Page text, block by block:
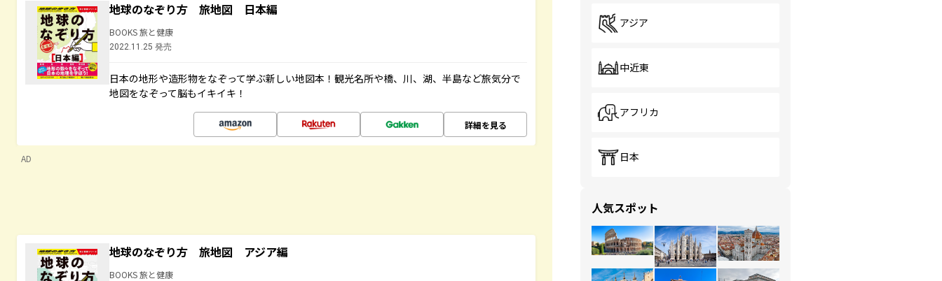
地球のなぞり方 旅地図 日本編
BOOKS 旅と健康
2022.11.25 発売
日本の地形や造形物をなぞって学ぶ新しい地図本！観光名所や橋、川、湖、半島など旅気分で
地図をなぞって脳もイキイキ！
詳細を見る
AD
地球のなぞり方 旅地図 アジア編
BOOKS 旅と健康
アジア
中近東
アフリカ
日本
人気スポット